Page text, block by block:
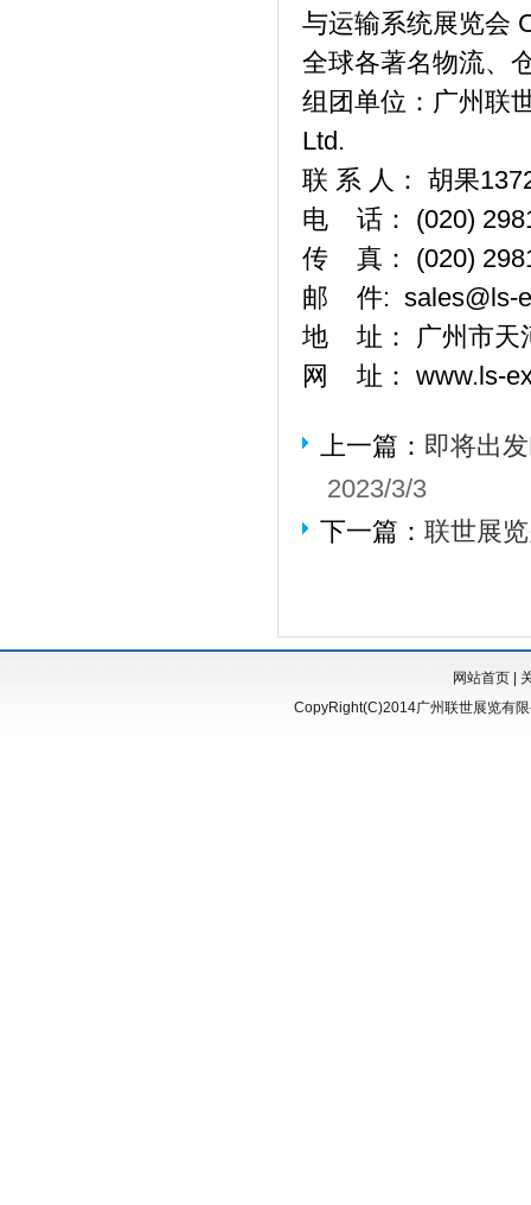
与运输系统展览会
全球各著名物流、
组团单位：广州联
Ltd.
联 系 人： 胡果
电 话： (020)
传 真： (020)
邮 件: sales@ls-
地 址： 广州市天
网 址： www.ls-
上一篇： 即将出
2023/3/3
下一篇： 联世展
网站首页
CopyRight(C)2014广州联世展览有